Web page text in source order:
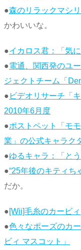
●森のリラックマシ
かわいいな。
●イカロス君：「気
●電通、関西発のユ
ジェクトチーム「
● ビデオリサーチ「
2010年6月度
●ポストペット「モ
業」の公式キャラク
●ゆるキャラ：「と
●“25年後のキティち
だか。
●[Wii]毛糸のカービィ
●色々なポーズのカ
ビィ マスコット」